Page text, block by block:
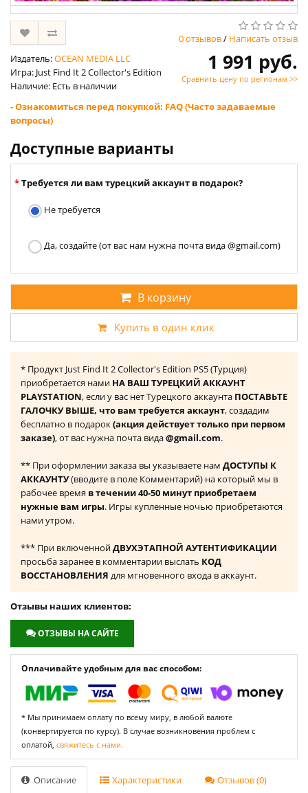
0 отзывов/ Написать отзыв
Издатель:OCEAN MEDIA LLC
Игра: Just Find It 2 Collector's Edition
Наличие: Есть в наличии
1 991 руб.
Сравнить цену по регионам >>
- Ознакомиться перед покупкой: FAQ (Часто задаваемые
вопросы)
Доступные варианты
Требуется ли вам турецкий аккаунт в подарок?
Не требуется
Да, создайте (от вас нам нужна почта вида @gmail.com)
В корзину
Купить в один клик
* Продукт Just Find It 2 Collector's Edition PS5 (Турция)
приобретается нами НА ВАШ ТУРЕЦКИЙ АККАУНТ
PLAYSTATION, если у вас нет Турецкого аккаунта ПОСТАВЬТЕ
ГАЛОЧКУ ВЫШЕ, что вам требуется аккаунт, создадим
бесплатно в подарок(акция действует только при первом
заказе), от вас нужна почта вида@gmail.com.
** При оформлении заказа вы указываете нам ДОСТУПЫ К
АККАУНТУ(вводите в поле Комментарий) на который мы в
рабочее время в течении 40-50 минут приобретаем
нужные вам игры. Игры купленные ночью приобретаются
нами утром.
*** При включеннойДВУХЭТАПНОЙ АУТЕНТИФИКАЦИИ
просьба заранее в комментарии выслать КОД
ВОССТАНОВЛЕНИЯ для мгновенного входа в аккаунт.
Отзывы наших клиентов:
ОТЗЫВЫ НА САЙТЕ
Оплачивайте удобным для вас способом:
* Мы принимаем оплату по всему миру, в любой валюте
(конвертируется по курсу). В случае возникновения проблем с
оплатой, свяжитесь с нами.
Описание Характеристики Отзывов (0)